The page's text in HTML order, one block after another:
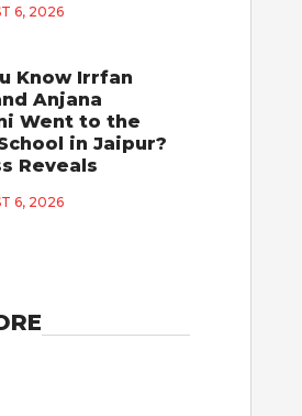
6, 2026
Know Irrfan
Anjana
Went to the
in Jaipur?
Reveals
6, 2026